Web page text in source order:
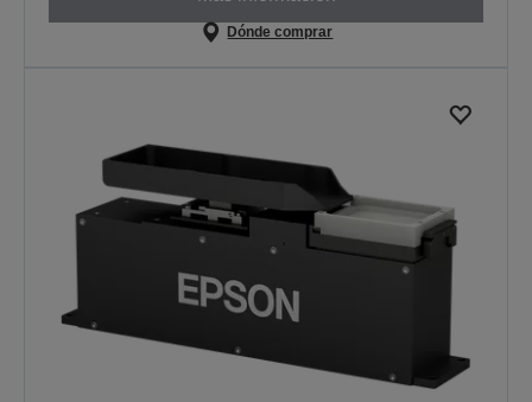
Dónde comprar